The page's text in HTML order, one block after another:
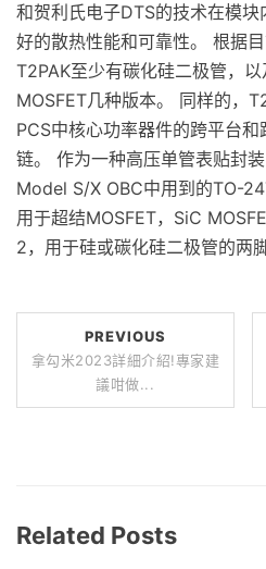
和贺利氏电子DTS的技术在模
好的散热性能和可靠性。 根据目
T2PAK至少有碳化硅二极管，
MOSFET几种版本。 同样的，
PCS中核心功率器件的跨平台
链。 作为一种高压单管表贴封
Model S/X OBC中用到的TO-
用于超结MOSFET，SiC
2，用于硅或碳化硅二极管的两脚
PREVIOUS
拿勾米2023詳細介紹!專家建
議咁做...
Related Posts